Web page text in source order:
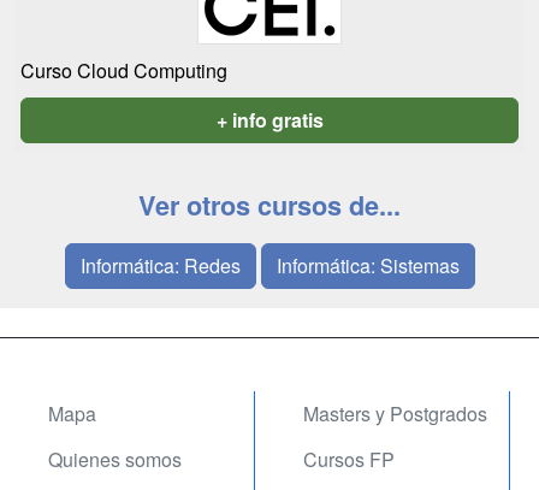
Curso Cloud Computing
+ info gratis
Ver otros cursos de...
Informática: Redes Informática: Sistemas
Mapa
Quienes somos
Masters y Postgrados
Cursos FP